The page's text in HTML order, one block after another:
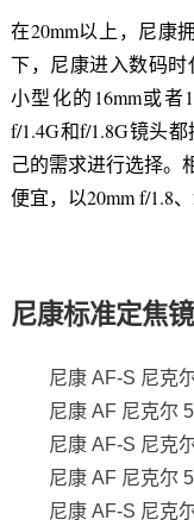
在20mm以上，尼康
下，尼康进入数码
小型化的16mm或
f/1.4G和f/1.8G镜头
己的需求进行选择。
便宜，以20mm f/1.8
尼康标准定焦
尼康 AF-S 尼克
尼康 AF 尼克尔
尼康 AF-S 尼克
尼康 AF 尼克尔
尼康 AF-S 尼克